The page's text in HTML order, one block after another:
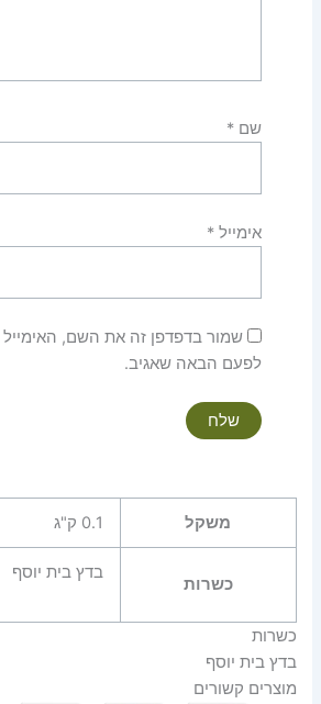
שם *
אימייל *
שמור בדפדפן זה את השם,
לפעם הבאה שאגיב.
משקל 0.1 ק"ג
כשרות
בדץ בית יוסף
כשרות
בדץ בית יוסף
מוצרים קשורים